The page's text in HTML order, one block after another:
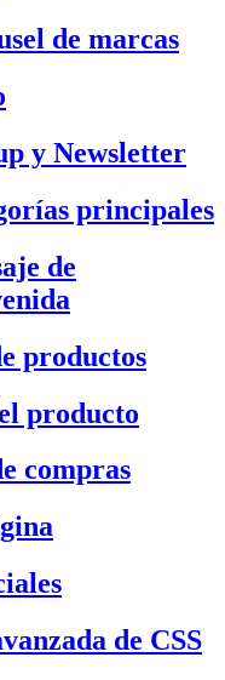
de marcas
y Newsletter
principales
de
productos
producto
compras
de CSS